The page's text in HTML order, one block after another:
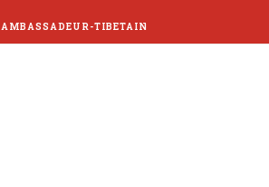
AMBASSADEUR-TIBETAIN